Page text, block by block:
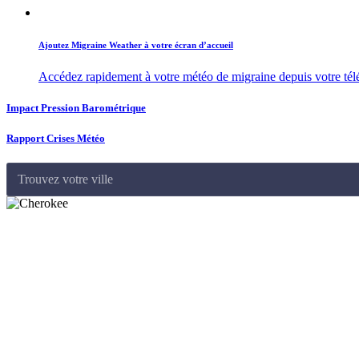
Ajoutez Migraine Weather à votre écran d’accueil
Accédez rapidement à votre météo de migraine depuis votre
Impact Pression Barométrique
Rapport Crises Météo
Trouvez votre ville